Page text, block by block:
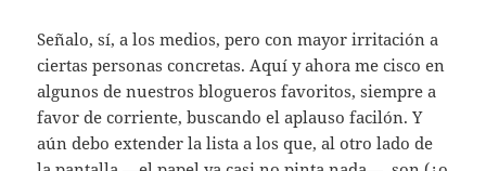
Señalo, sí, a los medios, pero con mayor irritación a
ciertas personas concretas. Aquí y ahora me cisco en
algunos de nuestros blogueros favoritos, siempre a
favor de corriente, buscando el aplauso facilón. Y
aún debo extender la lista a los que, al otro lado de